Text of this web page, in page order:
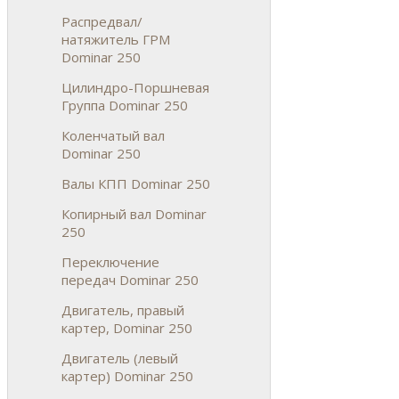
Распредвал/
натяжитель ГРМ
Dominar 250
Цилиндро-Поршневая
Группа Dominar 250
Коленчатый вал
Dominar 250
Валы КПП Dominar 250
Копирный вал Dominar
250
Переключение
передач Dominar 250
Двигатель, правый
картер, Dominar 250
Двигатель (левый
картер) Dominar 250